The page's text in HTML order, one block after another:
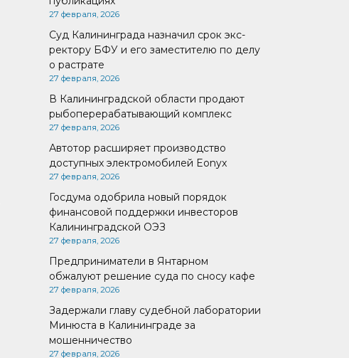
27 февраля, 2026
Суд Калининграда назначил срок экс-
ректору БФУ и его заместителю по делу
о растрате
27 февраля, 2026
В Калининградской области продают
рыбоперерабатывающий комплекс
27 февраля, 2026
Автотор расширяет производство
доступных электромобилей Eonyx
27 февраля, 2026
Госдума одобрила новый порядок
финансовой поддержки инвесторов
Калининградской ОЭЗ
27 февраля, 2026
Предприниматели в Янтарном
обжалуют решение суда по сносу кафе
27 февраля, 2026
Задержали главу судебной лаборатории
Минюста в Калининграде за
мошенничество
27 февраля, 2026